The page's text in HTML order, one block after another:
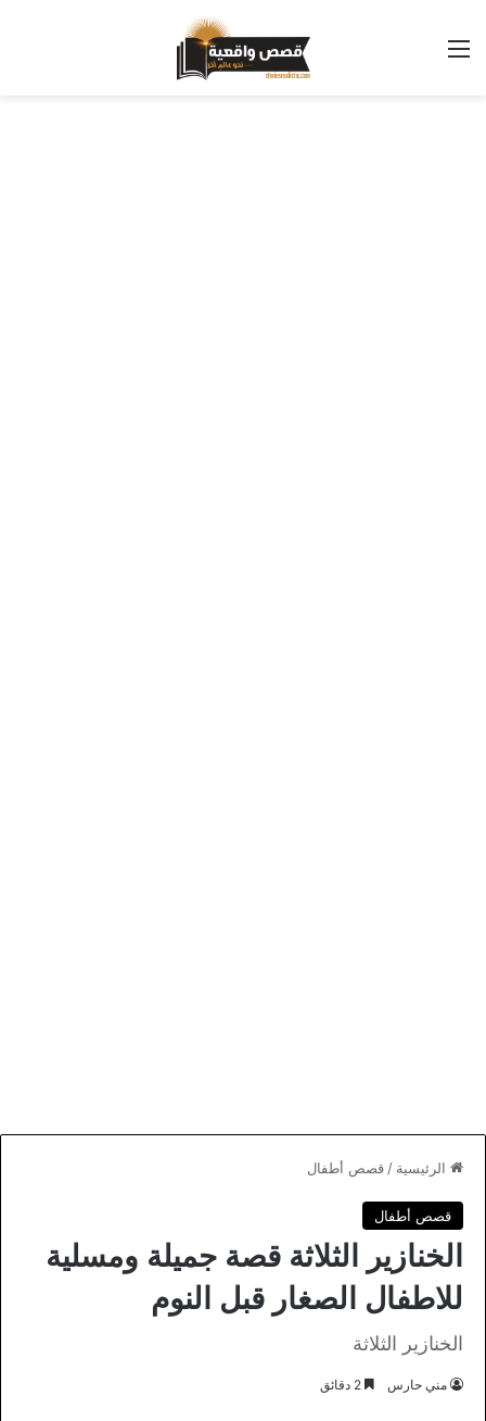
القائمة
الرئيسية / قصص أطفال
قصص أطفال
الخنازير الثلاثة قصة جميلة ومسلية
للاطفال الصغار قبل النوم
الخنازير الثلاثة
مني حارس